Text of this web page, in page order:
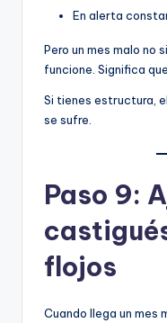
En alerta
Pero un mes malo no
funcione. Significa que
Si tienes estructura,
se sufre.
Paso 9:
flojos
Cuando llega un mes